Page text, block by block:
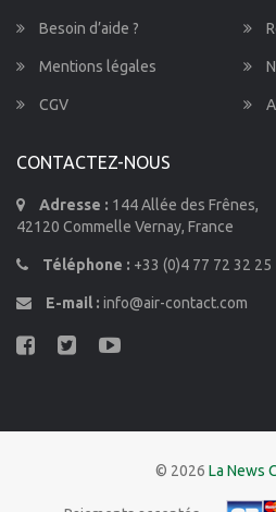
Besoin d’aide ?
Mentions légales
CGV
CONTACTEZ-NOUS
Adresse : 144 Allée des Frênes,
42120 Commelle Vernay, France
Téléphone : +33 (0)4 77 72 32 25
E-mail : info@air-contact.com
© 2026 La News